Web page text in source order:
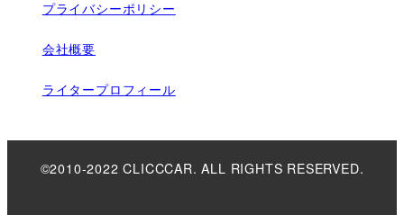
プライバシーポリシー
会社概要
ライタープロフィール
©2010-2022 CLICCCAR. ALL RIGHTS RESERVED.